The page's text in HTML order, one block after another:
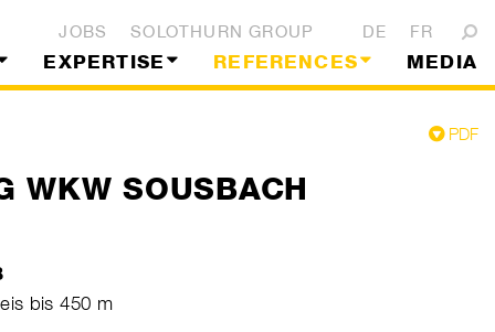
JOBS SOLOTHURN GROUP DE FR
EXPERTISE REFERENCES MEDIA
PDF
WKW SOUSBACH
bis 450 m